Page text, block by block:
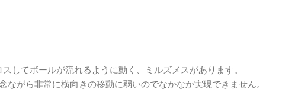
してボールが流れるように動く、ミルズメスがあります。
ながら非常に横向きの移動に弱いのでなかなか実現できません。